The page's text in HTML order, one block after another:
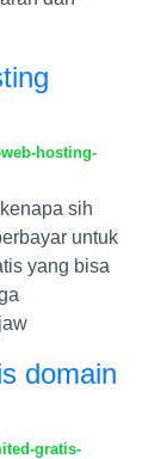
hosting-
sih
untuk
yang bisa
domain
gratis-